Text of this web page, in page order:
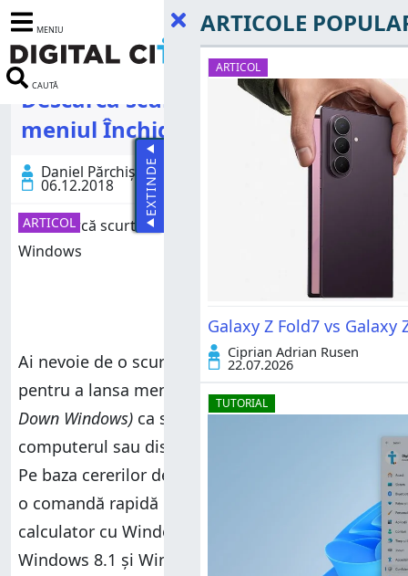
MENIU
CAUTĂ
Descarcă scurtătura pentru
meniul Închidere Windows
Daniel Părchișanu
06.12.2018
ARTICOL
Ai nevoie de o scurtătură pe care să dai clic
pentru a lansa meniul
"Închidere Windows" (Shut
Down Windows) ca să poți închide sau reporni
computerul sau dispozitivul tău cu Windows?
Pe baza cererilor de la cititorii noștri, am creat
o comandă rapidă pe care o poți folosi pe orice
calculator cu Windows. Merge în Windows 10,
Windows 8.1 și Windows 7. Vezi mai departe
EXTINDE
ARTICOLE
ARTICOL
Galaxy Z Fold7 vs
Ciprian Adrian Rusen
22.07.2026
TUTORIAL